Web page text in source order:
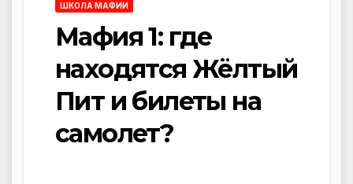
ШКОЛА МАФИИ
Мафия 1: где
находятся Жёлтый
Пит и билеты на
самолет?